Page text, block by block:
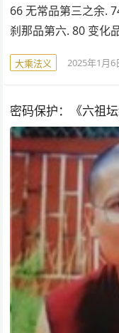
66 无常品第三之余.
刹那品第六. 80 变化
大乘法义 2025年1月6
密码保护：《六祖